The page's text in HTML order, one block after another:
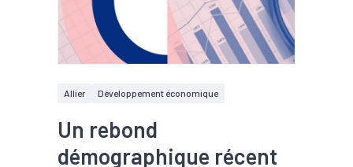
Allier Développement économique
Un rebond
démographique récent